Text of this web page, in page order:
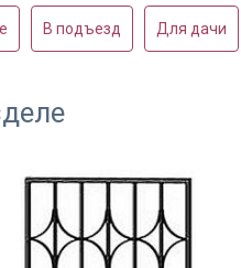
В подъезд Для дачи